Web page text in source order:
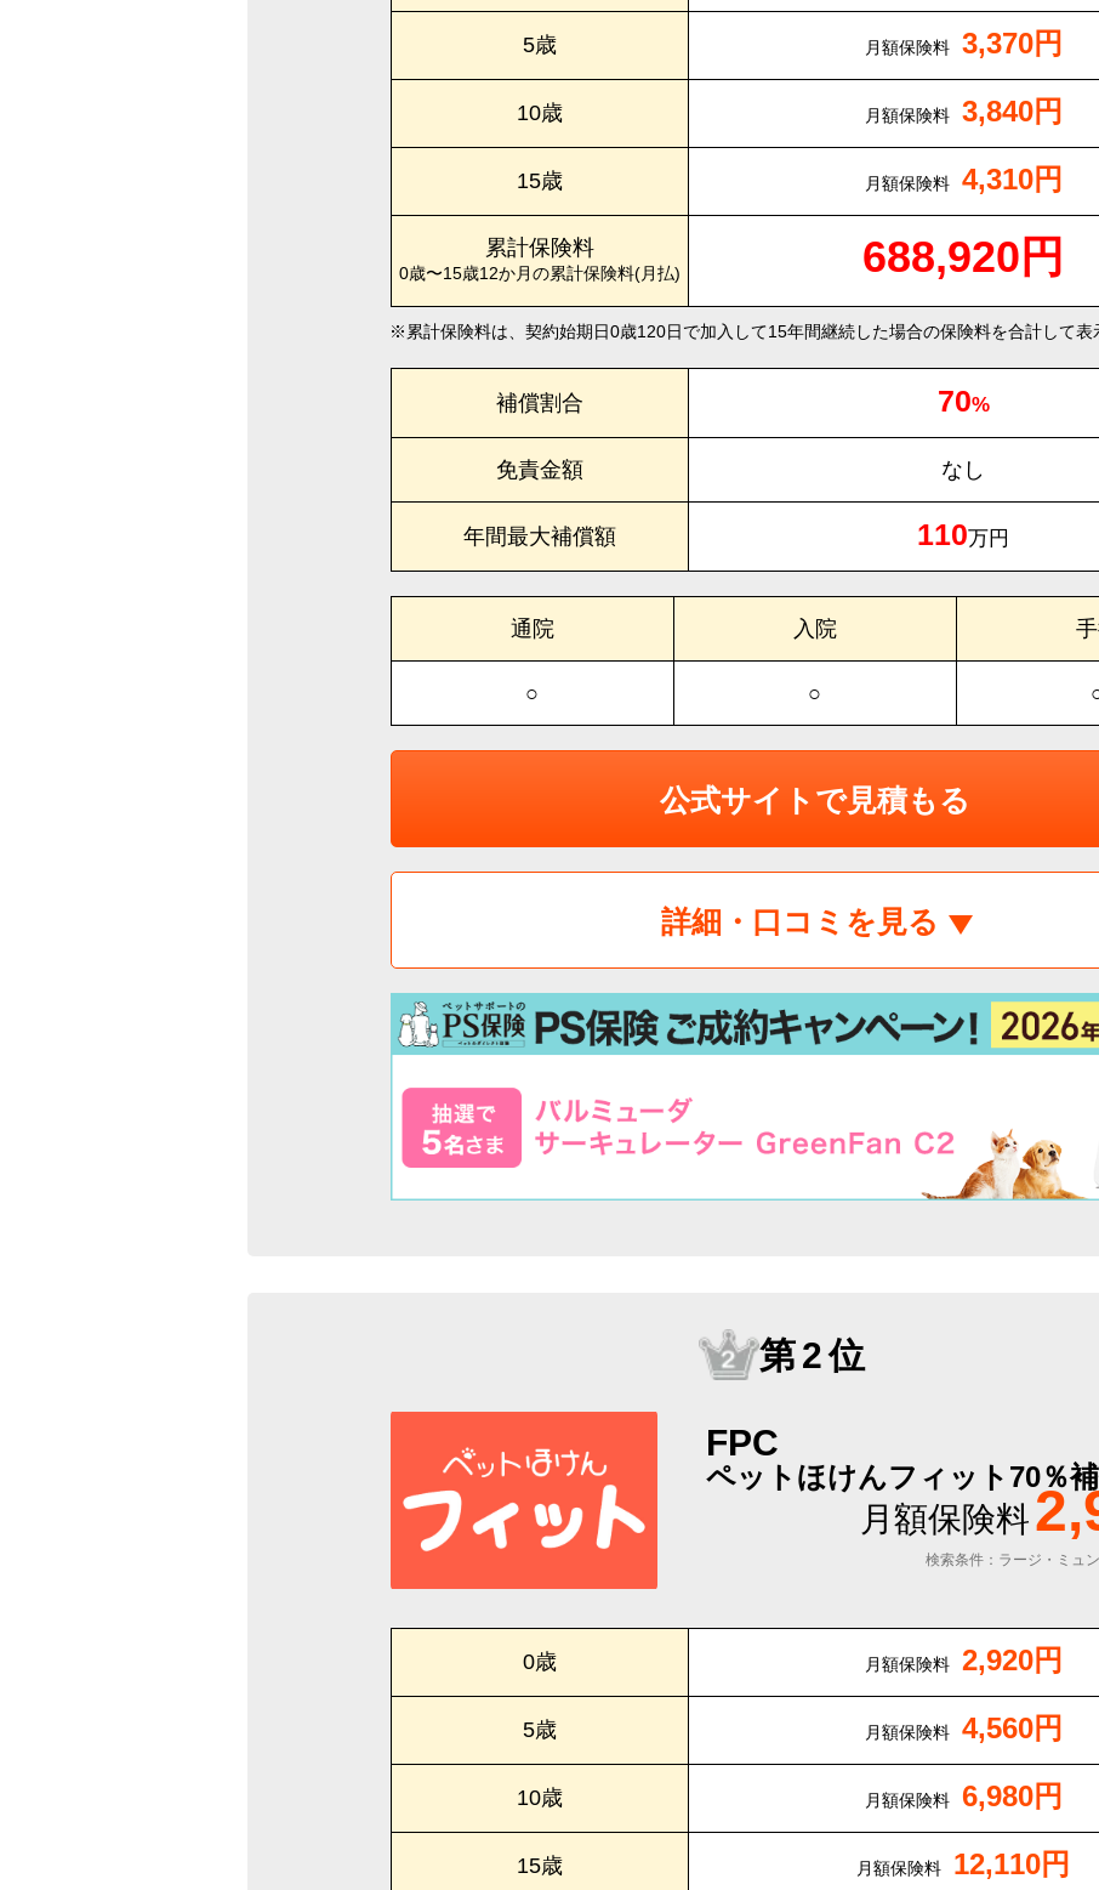
5歳 月額保険料 3,370円
10歳 月額保険料 3,840円
15歳 月額保険料 4,310円
累計保険料
0歳〜15歳12か月 の累計保険料(月払) 688,920円
累計保険料は、契約始期日0歳120日で加入して15年間継続した場合の保険料を合計して表
補償割合 70%
免責金額 なし
年間最大補償額 110万円
通院 入院
○ ○
公式サイトで見積もる
詳細・口コミを見る
第2位
FPC
ペットほけんフィット70％
月額保険料
検索条件：ラージ・ミュ
0歳 月額保険料 2,920円
5歳 月額保険料 4,560円
10歳 月額保険料 6,980円
15歳 月額保険料 12,110円